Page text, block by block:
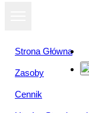
Strona Główna
Zasoby
Cennik
Wyświetl jako
pokaz slajdów